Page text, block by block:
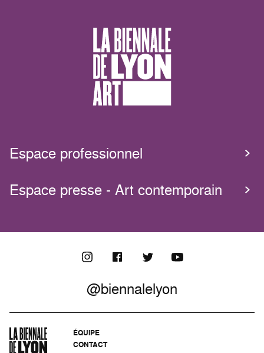
Espace professionnel
Espace presse - Art contemporain
@biennalelyon
ÉQUIPE
CONTACT